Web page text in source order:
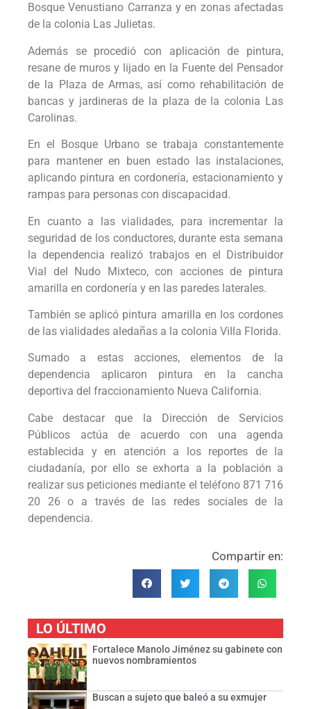
Bosque Venustiano Carranza y en zonas afectadas
de la colonia Las Julietas.
Además se procedió con aplicación de pintura,
resane de muros y lijado en la Fuente del Pensador
de la Plaza de Armas, así como rehabilitación de
bancas y jardineras de la plaza de la colonia Las
Carolinas.
En el Bosque Urbano se trabaja constantemente
para mantener en buen estado las instalaciones,
aplicando pintura en cordonería, estacionamiento y
rampas para personas con discapacidad.
En cuanto a las vialidades, para incrementar la
seguridad de los conductores, durante esta semana
la dependencia realizó trabajos en el Distribuidor
Vial del Nudo Mixteco, con acciones de pintura
amarilla en cordonería y en las paredes laterales.
También se aplicó pintura amarilla en los cordones
de las vialidades aledañas a la colonia Villa Florida.
Sumado a estas acciones, elementos de la
dependencia aplicaron pintura en la cancha
deportiva del fraccionamiento Nueva California.
Cabe destacar que la Dirección de Servicios
Públicos actúa de acuerdo con una agenda
establecida y en atención a los reportes de la
ciudadanía, por ello se exhorta a la población a
realizar sus peticiones mediante el teléfono 871 716
20 26 o a través de las redes sociales de la
dependencia.
Compartir en:
LO ÚLTIMO
Fortalece Manolo Jiménez su gabinete con
nuevos nombramientos
Buscan a sujeto que baleó a su exmujer